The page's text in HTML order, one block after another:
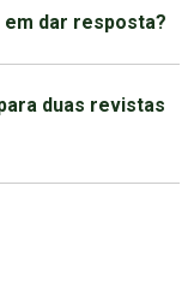
dar resposta?
duas revistas